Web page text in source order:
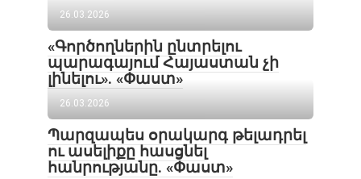
26.03.2026
«Գործողներին ընտրելու
պարագայում Հայաստան չի
լինելու». «Փաստ»
26.03.2026
Պարզապես օրակարգ թելադրել
ու ասելիքը հասցնել
հանրությանը. «Փաստ»